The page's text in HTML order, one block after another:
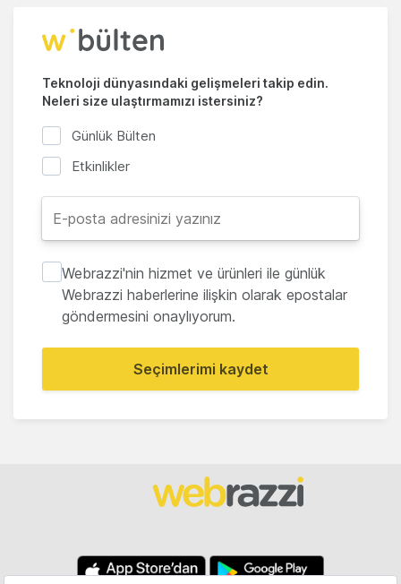
Teknoloji dünyasındaki gelişmeleri takip edin.
Neleri size ulaştırmamızı istersiniz?
Günlük Bülten
Etkinlikler
Webrazzi'nin hizmet ve ürünleri ile günlük
Webrazzi haberlerine ilişkin olarak epostalar
göndermesini onaylıyorum.
Seçimlerimi kaydet